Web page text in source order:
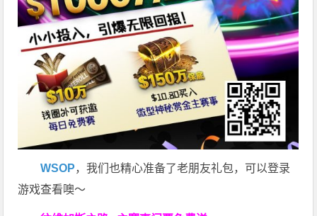
WSOP，我们也精心准备了老朋友礼包，可以登录
游戏查看噢～